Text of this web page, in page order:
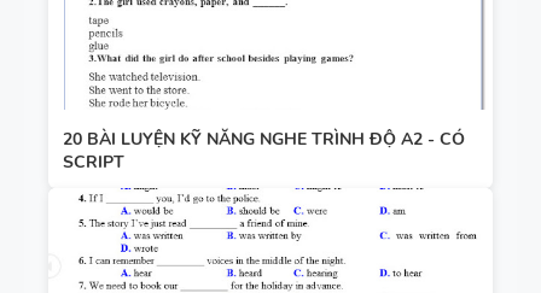
20 BÀI LUYỆN KỸ NĂNG NGHE TRÌNH ĐỘ A2 - CÓ
SCRIPT